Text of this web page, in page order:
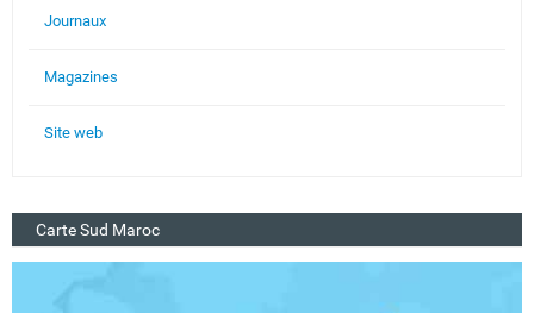
Journaux
Magazines
Site web
Carte Sud Maroc